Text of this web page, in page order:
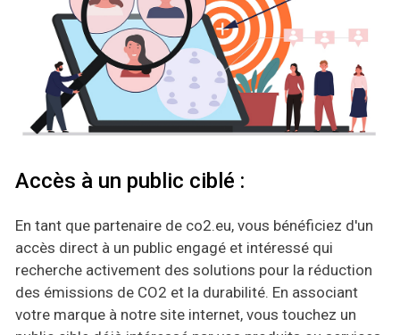
Accès à un public ciblé :
En tant que partenaire de co2.eu, vous bénéficiez d'un
accès direct à un public engagé et intéressé qui
recherche activement des solutions pour la réduction
des émissions de CO2 et la durabilité. En associant
votre marque à notre site internet, vous touchez un